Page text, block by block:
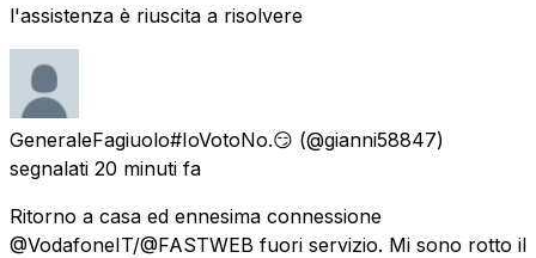
l'assistenza è riuscita a risolvere
GeneraleFagiuolo#IoVotoNo.😏 (@gianni58847)
segnalati 20 minuti fa
Ritorno a casa ed ennesima connessione
@VodafoneIT/@FASTWEB fuori servizio. Mi sono rotto il